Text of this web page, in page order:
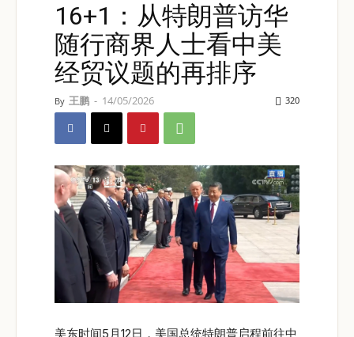
16+1：从特朗普访华
随行商界人士看中美
经贸议题的再排序
By 王鹏 - 14/05/2026 320
美东时间5月12日，美国总统特朗普启程前往中